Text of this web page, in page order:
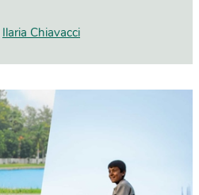
Ilaria Chiavacci